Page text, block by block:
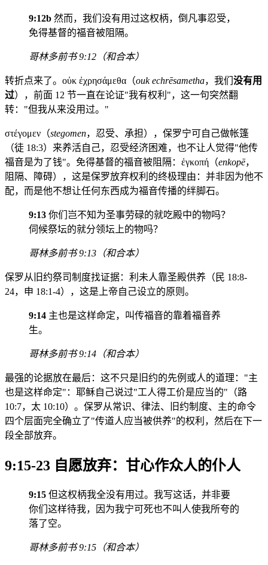
9:12b 然而，我们没有用过这权柄，倒凡事忍受，
免得基督的福音被阻隔。
哥林多前书 9:12（和合本）
转折点来了。οὐκ ἐχρησάμεθα（ouk echrēsametha，我们 没有用
过），前面 12 节一直在论证"我有权利"，这一句突然翻
转："但我从来没用过。"
στέγομεν（stegomen，忍受、承担），保罗宁可自己做帐篷
（徒 18:3）来养活自己，忍受经济困难，也不让人觉得"他传
福音是为了钱"。免得基督的福音被阻隔：ἐγκοπή（enkopē，
阻隔、障碍），这是保罗放弃权利的终极理由：并非因为他不
配，而是他不想让任何东西成为福音传播的绊脚石。
9:13 你们岂不知为圣事劳碌的就吃殿中的物吗？
伺候祭坛的就分领坛上的物吗？
哥林多前书 9:13（和合本）
保罗从旧约祭司制度找证据：利未人靠圣殿供养（民 18:8-
24，申 18:1-4），这是上帝自己设立的原则。
9:14 主也是这样命定，叫传福音的靠着福音养
生。
哥林多前书 9:14（和合本）
最强的论据放在最后：这不只是旧约的先例或人的道理："主
也是这样命定"：耶稣自己说过"工人得工价是应当的"（路
10:7，太 10:10）。保罗从常识、律法、旧约制度、主的命令
四个层面完全确立了"传道人应当被供养"的权利，然后在下一
段全部放弃。
9:15-23 自愿放弃：甘心作众人的仆人
9:15 但这权柄我全没有用过。我写这话，并非要
你们这样待我，因为我宁可死也不叫人使我所夸的
落了空。
哥林多前书 9:15（和合本）